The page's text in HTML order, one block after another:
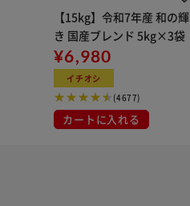
【15kg】令和7年産 和の輝
き 国産ブレンド 5kg×3袋
¥6,980
イチオシ
(4677)
カートに入れる